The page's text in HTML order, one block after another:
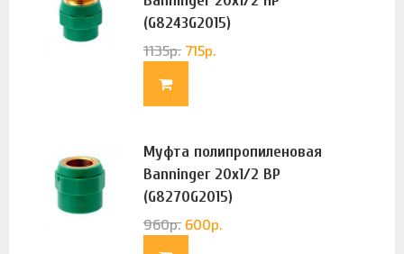
(G8243G2015)
1135р. 715р.
Муфта полипропиленовая
Banninger 20х1/2 ВР
(G8270G2015)
960р. 600р.